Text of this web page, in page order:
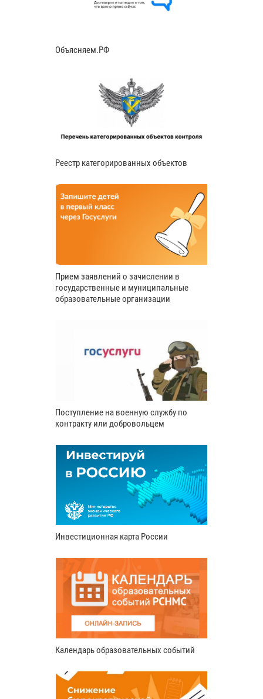
Объясняем.РФ
Реестр категорированных объектов
Прием заявлений о зачислении в
государственные и муниципальные
образовательные организации
Поступление на военную службу по
контракту или добровольцем
Инвестиционная карта России
Календарь образовательных событий